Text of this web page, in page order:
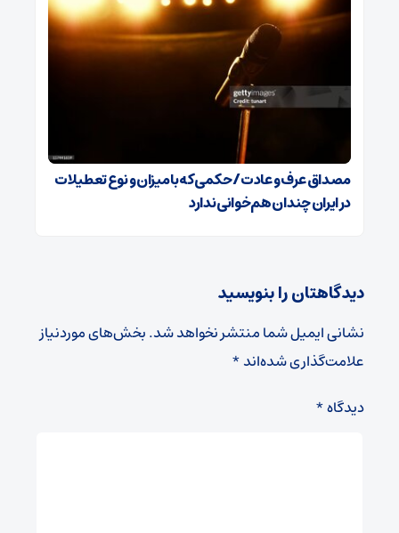
مصداق عرف و عادت/ حکمی که با میزان و نوع تعطیلات
در ایران چندان هم‌خوانی ندارد
دیدگاهتان را بنویسید
نشانی ایمیل شما منتشر نخواهد شد.بخش‌های موردنیاز
علامت‌گذاری شده‌اند*
دیدگاه*